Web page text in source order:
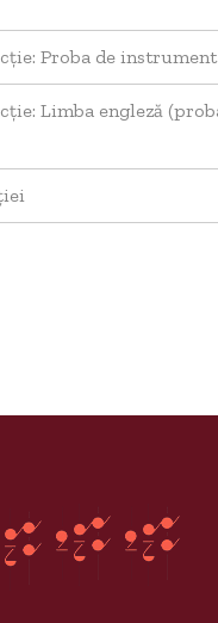
Proba de instrument
Limba engleză